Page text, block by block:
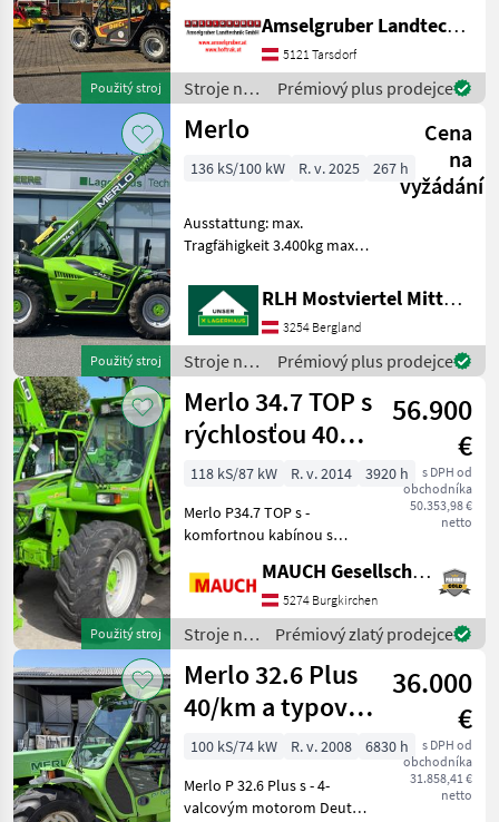
Použitý stroj
Kg Traglast -578cm
Hubhöhe
Werkzeugunterkante -Unter
200cm Bauhöhe -75 PS 4
Zylind
Amselgruber Landtechnik GmbH
5121 Tarsdorf
Stroje na
stavbu /
Dieci
Prémiový plus prodejce
Použitý stroj
Merlo
Cena
na
vyžádání
136 kS/100 kW R. v. 2025 267 h
Ausstattung: max.
Tragfähigkeit 3.400kg max.
2.240mm Länge bis
Geräteträger 5.440mm
Höhe 2.545mm Motor 4
Zylinder Deutz 3, 6 l
Hubraum, 1
RLH Mostviertel Mitte - Standort BERGLAND
3254 Bergland
Stroje na
stavbu /
Merlo
Prémiový plus prodejce
Použitý stroj
Merlo 34.7 TOP s
rýchlosťou 40
km/h /
osvedčenie o
typovej
konštrukcii
56.900
€
s DPH od
obchodníka
50.353,98 €
netto
118 kS/87 kW R. v. 2014
3920 h
Merlo P34.7 TOP s -
komfortnou kabínou s
riadenia - rýchlosťou 40
km/h - typovým
osvedčením - výstražným
svetlom - pracovnými
svetlometmi - zdvi
MAUCH Gesellschaft m.b.H. & Co.KG
5274 Burgkirchen
Stroje na
stavbu /
Merlo
Prémiový zlatý prodejce
Merlo 32.6 Plus
40/km a typový
list s výškou
konštrukcie 2,0
m
36.000
€
s DPH od
obchodníka
31.858,41 €
netto
100 kS/74 kW R. v. 2008
6830 h
Merlo P 32.6 Plus s - 4-
valcovým motorom Deutz -